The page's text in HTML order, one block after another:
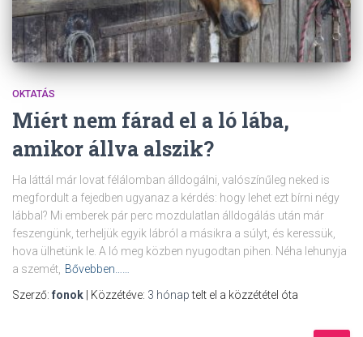
OKTATÁS
Miért nem fárad el a ló lába,
amikor állva alszik?
Ha láttál már lovat félálomban álldogálni, valószínűleg neked is
megfordult a fejedben ugyanaz a kérdés: hogy lehet ezt bírni négy
lábbal? Mi emberek pár perc mozdulatlan álldogálás után már
feszengünk, terheljük egyik lábról a másikra a súlyt, és keressük,
hova ülhetünk le. A ló meg közben nyugodtan pihen. Néha lehunyja
a szemét, Bővebben……
Szerző: fonok | Közzétéve: 3 hónaptelt el a közzététel óta